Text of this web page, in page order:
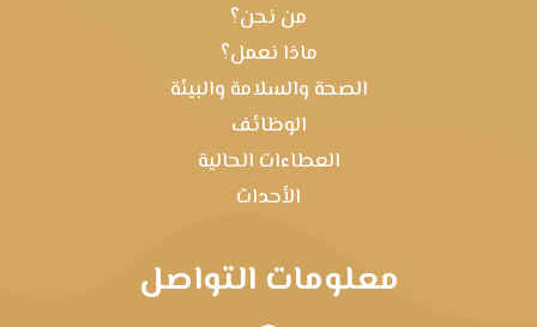
من نحن؟
ماذا نعمل؟
الصحة والسلامة والبيئة
الوظائف
العطاءات الحالية
الأحداث
معلومات التواصل